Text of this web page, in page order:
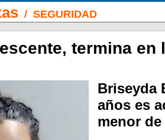
/ SEGURIDAD
termina en
Briseyda
años es
menor